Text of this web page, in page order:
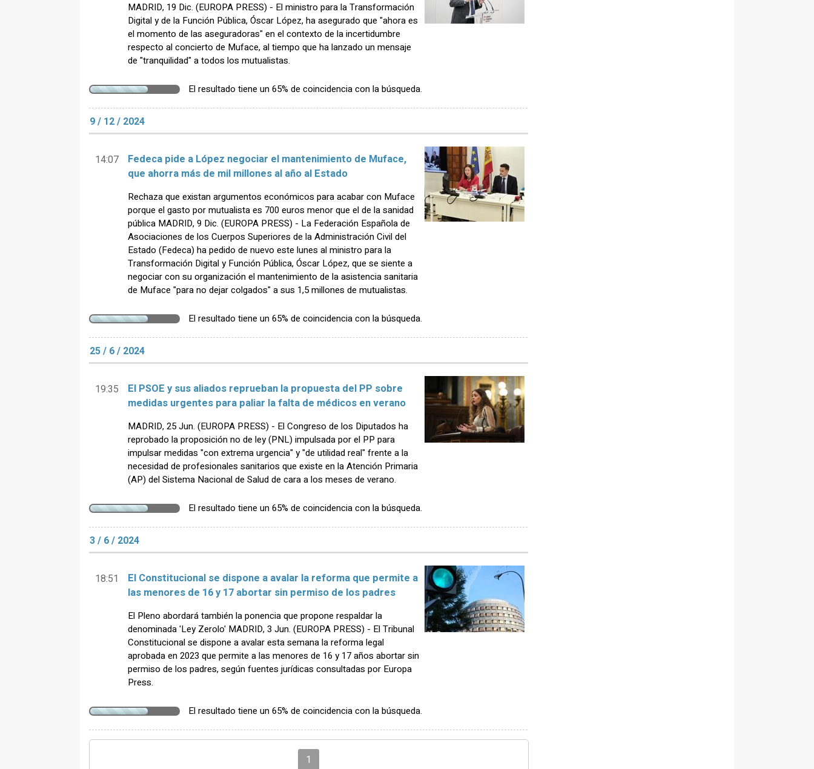
MADRID, 19 Dic. (EUROPA PRESS) - El ministro para la Transformación
Digital y de la Función Pública, Óscar López, ha asegurado que "ahora es
el momento de las aseguradoras" en el contexto de la incertidumbre
respecto al concierto de Muface, al tiempo que ha lanzado un mensaje
de "tranquilidad" a todos los mutualistas.
El resultado tiene un 65% de coincidencia con la búsqueda.
9 / 12 / 2024
14:07
Fedeca pide a López negociar el mantenimiento de Muface,
que ahorra más de mil millones al año al Estado
Rechaza que existan argumentos económicos para acabar con Muface
porque el gasto por mutualista es 700 euros menor que el de la sanidad
pública MADRID, 9 Dic. (EUROPA PRESS) - La Federación Española de
Asociaciones de los Cuerpos Superiores de la Administración Civil del
Estado (Fedeca) ha pedido de nuevo este lunes al ministro para la
Transformación Digital y Función Pública, Óscar López, que se siente a
negociar con su organización el mantenimiento de la asistencia sanitaria
de Muface "para no dejar colgados" a sus 1,5 millones de mutualistas.
El resultado tiene un 65% de coincidencia con la búsqueda.
25 / 6 / 2024
19:35
El PSOE y sus aliados reprueban la propuesta del PP sobre
medidas urgentes para paliar la falta de médicos en verano
MADRID, 25 Jun. (EUROPA PRESS) - El Congreso de los Diputados ha
reprobado la proposición no de ley (PNL) impulsada por el PP para
impulsar medidas "con extrema urgencia" y "de utilidad real" frente a la
necesidad de profesionales sanitarios que existe en la Atención Primaria
(AP) del Sistema Nacional de Salud de cara a los meses de verano.
El resultado tiene un 65% de coincidencia con la búsqueda.
3 / 6 / 2024
18:51
El Constitucional se dispone a avalar la reforma que permite a
las menores de 16 y 17 abortar sin permiso de los padres
El Pleno abordará también la ponencia que propone respaldar la
denominada 'Ley Zerolo' MADRID, 3 Jun. (EUROPA PRESS) - El Tribunal
Constitucional se dispone a avalar esta semana la reforma legal
aprobada en 2023 que permite a las menores de 16 y 17 años abortar sin
permiso de los padres, según fuentes jurídicas consultadas por Europa
Press.
El resultado tiene un 65% de coincidencia con la búsqueda.
1